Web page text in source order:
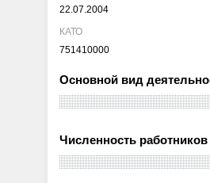
22.07.2004
КАТО
751410000
Основной вид
Численность работников